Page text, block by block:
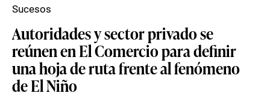
Autoridades y sector privado se
reúnen en El Comercio para definir
una hoja de ruta frente al fenómeno
de El Niño
Sucesos